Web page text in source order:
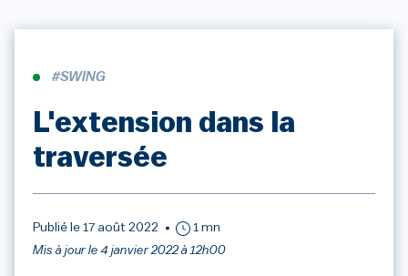
#SWING
L'extension dans la
traversée
Publié le 17 août 2022
1 mn
Mis à jour le 4 janvier 2022 à 12h00